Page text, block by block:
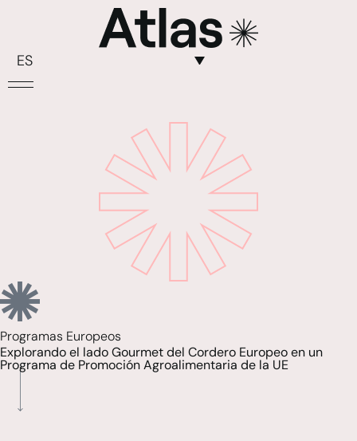
ES
Programas Europeos
Explorando el lado Gourmet del Cordero Europeo en un
Programa de Promoción Agroalimentaria de la UE